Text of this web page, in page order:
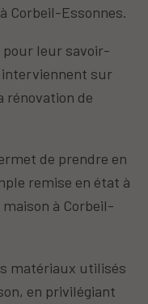
Corbeil-Essonnes.
leur savoir-
sur
rénovation de
de prendre en
remise en état à
à Corbeil-
matériaux utilisés
en privilégiant